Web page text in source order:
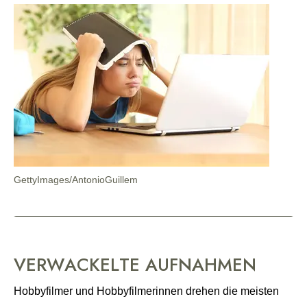
Unpassender Kommentar
Achsensprung
GettyImages/AntonioGuillem
VERWACKELTE AUFNAHMEN
Hobbyfilmer und Hobbyfilmerinnen drehen die meisten